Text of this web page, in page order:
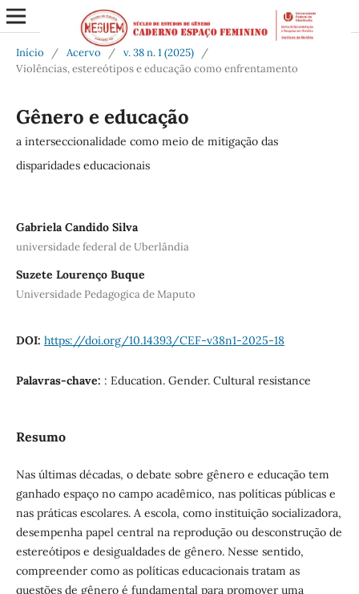
Início / Acervo / v. 38 n. 1 (2025)
/
Violências, estereótipos e educação como enfrentamento
Gênero e educação
a interseccionalidade como meio de mitigação das
disparidades educacionais
Gabriela Candido Silva
universidade federal de Uberlândia
Suzete Lourenço Buque
Universidade Pedagogica de Maputo
DOI: https://doi.org/10.14393/CEF-v38n1-2025-18
Palavras-chave: : Education. Gender. Cultural resistance
Resumo
Nas últimas décadas, o debate sobre gênero e educação tem
ganhado espaço no campo acadêmico, nas políticas públicas e
nas práticas escolares. A escola, como instituição socializadora,
desempenha papel central na reprodução ou desconstrução de
estereótipos e desigualdades de gênero. Nesse sentido,
compreender como as políticas educacionais tratam as
questões de gênero é fundamental para promover uma